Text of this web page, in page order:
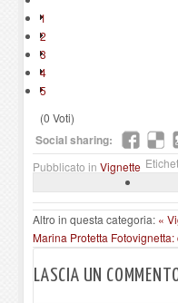
1
2
3
4
5
(0 Voti)
Social sharing:
Pubblicato in Vignette
Altro in questa categoria: «
Marina Protetta
LASCIA UN